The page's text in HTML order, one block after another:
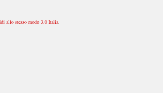
allo stesso modo 3.0 Italia.